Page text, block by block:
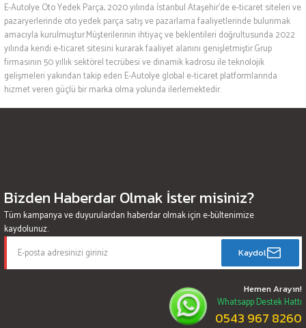
E-Autolye Oto Yedek Parça, 2020 yılında İstanbul Ataşehir’de e-ticaret siteleri ve
pazaryerlerinde oto yedek parça satış ve pazarlama faaliyetlerinde bulunmak
amacıyla kurulmuştur.Müşterilerinin ihtiyaç ve beklentileri doğrultusunda 2022
yılında kendi e-ticaret sitesini kurarak faaliyet alanını genişletmiştir.Grup
firmasının 50 yıllık sektörel tecrübesi ve dinamik kadrosu ile teknolojik
gelişmeleri yakından takip eden E-Autolye global e-ticaret platformlarında
hizmet veren güçlü bir marka olma yolunda ilerlemektedir.
Bizden Haberdar Olmak İster misiniz?
Tüm kampanya ve duyurulardan haberdar olmak için e-bültenimize
kaydolunuz.
Kaydol
Hemen Arayın!
Whatsapp Destek Hattı
0543 967 8260